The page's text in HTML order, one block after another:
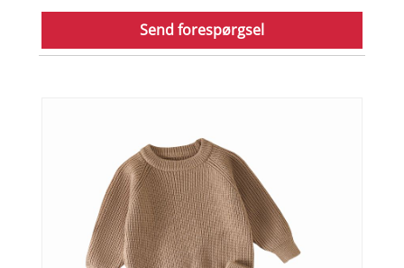
Send forespørgsel